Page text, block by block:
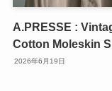
A.PRESSE :
Cotton Moleskin
2026年6月19日